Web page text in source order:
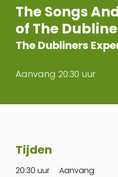
The Songs
of The
The Dubliners
Aanvang 20:30 uur
Tijden
20:30 uur
Aanvang